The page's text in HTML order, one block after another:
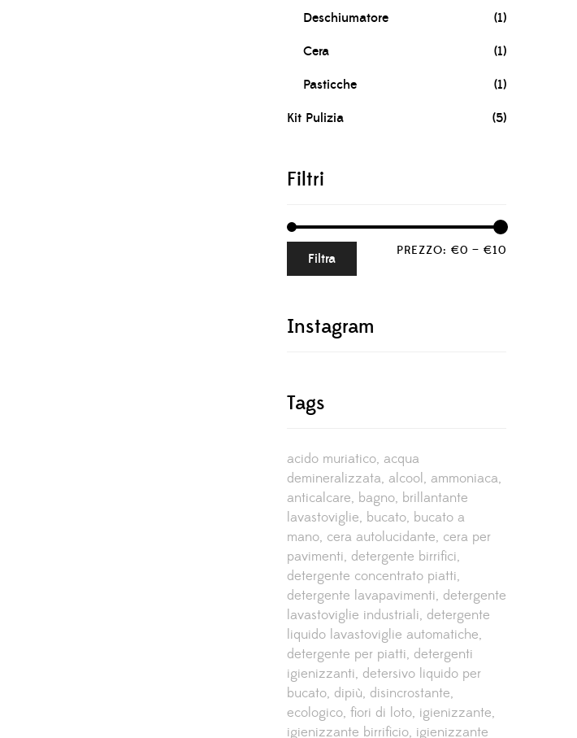
Deschiumatore (1)
Cera (1)
Pasticche (1)
Kit Pulizia (5)
Filtri
Filtra PREZZO: €0 — €10
Instagram
Tags
acido muriatico acqua
demineralizzata alcool ammoniaca
anticalcare bagno brillantante
lavastoviglie bucato bucato a
mano cera autolucidante cera per
pavimenti detergente birrifici
detergente concentrato piatti
detergente lavapavimenti detergente
lavastoviglie industriali detergente
liquido lavastoviglie automatiche
detergente per piatti detergenti
igienizzanti detersivo liquido per
bucato dipiù disincrostante
ecologico fiori di loto igienizzante
igienizzante birrificio igienizzante